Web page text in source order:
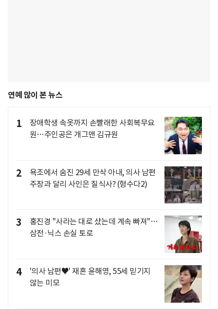
연예 많이 본 뉴스
1
장애학생 속옷까지 손빨래한 사회복무요
원…주인공은 개그맨 김규원
2
욕조에서 숨진 29세 만삭 아내, 의사 남편
주장과 달리 사인은 질식사? (형수다2)
3
홍진경 "사라는 대로 샀는데 계속 빠져"…
삼전·닉스 손실 토로
4
'의사 남편♥' 재혼 윤해영, 55세 믿기지
않는 미모